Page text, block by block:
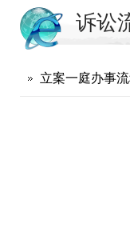
诉讼
立案一庭办事